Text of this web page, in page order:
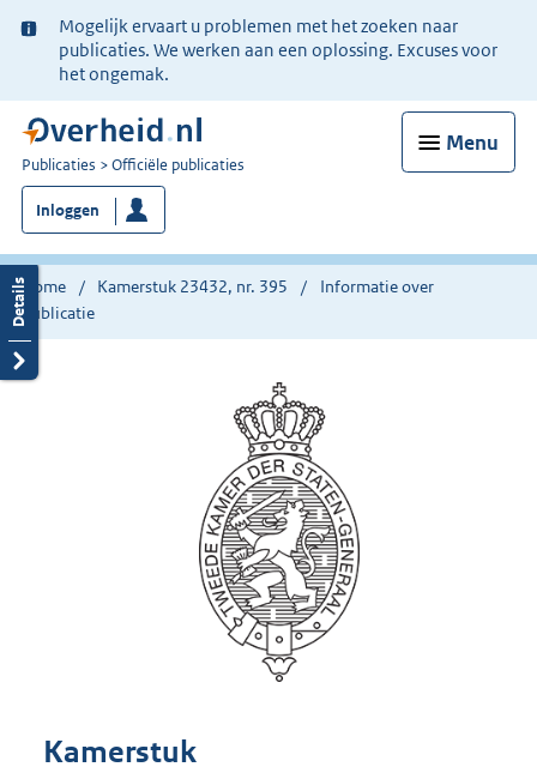
Ter
informatie:
Mogelijk ervaart u problemen met het zoeken naar
publicaties. We werken aan een oplossing. Excuses voor
het ongemak.
Menu
U
bent
nu
hier:
Publicaties Officiële publicaties
Inloggen
Home Kamerstuk 23432, nr. 395
Informatie over
publicatie
Kamerstuk